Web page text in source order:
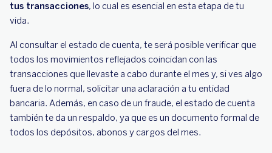
tus transacciones, lo cual es esencial en esta etapa de tu
vida.
Al consultar el estado de cuenta, te será posible verificar que
todos los movimientos reflejados coincidan con las
transacciones que llevaste a cabo durante el mes y, si ves algo
fuera de lo normal, solicitar una aclaración a tu entidad
bancaria. Además, en caso de un fraude, el estado de cuenta
también te da un respaldo, ya que es un documento formal de
todos los depósitos, abonos y cargos del mes.